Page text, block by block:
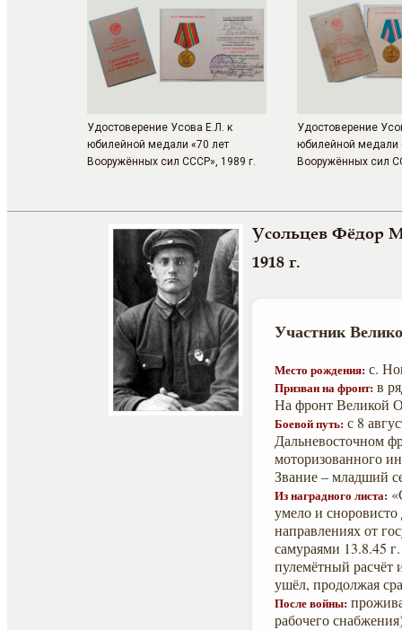
Удостоверение Усова Е.Л. к
юбилейной медали «70 лет
Вооружённых сил СССР», 1989 г.
Удостоверение
юбилейной медали
Вооружённых сил
Усольцев Фёдор
1918 г.
Участник
Место рождения: с.
Призван на фронт: в
На фронт Великой
Боевой путь: с 8
Дальневосточном
моторизованного
Звание – младший
Из наградного листа:
умело и
направлениях от
самураями 13.8.45
пулемётный расчёт
ушёл, продолжая
После войны:
рабочего